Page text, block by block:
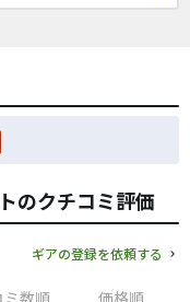
のクチコミ評価
ギアの登録を依頼する
ミ数順 価格順